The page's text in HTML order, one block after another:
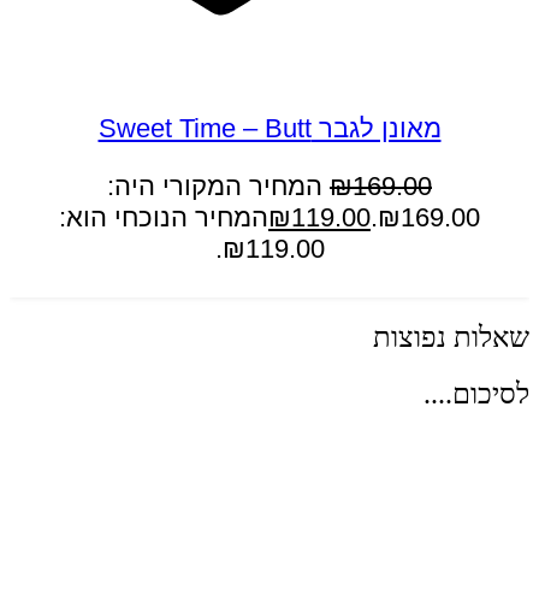
מאונן לגבר Sweet Time – Butt
₪169.00
המחיר המקורי היה:
₪169.00.
₪119.00
המחיר הנוכחי הוא:
₪119.00.
שאלות נפוצות
לסיכום....